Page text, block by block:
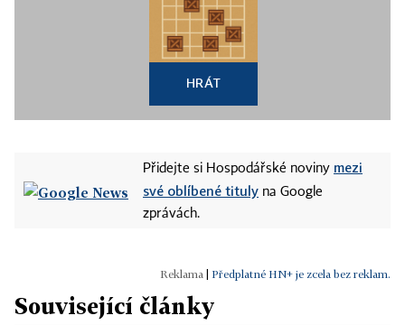
HRÁT
Přidejte si Hospodářské noviny mezi
své oblíbené tituly na Google
zprávách.
Předplatné HN+ je zcela bez reklam.
Související články